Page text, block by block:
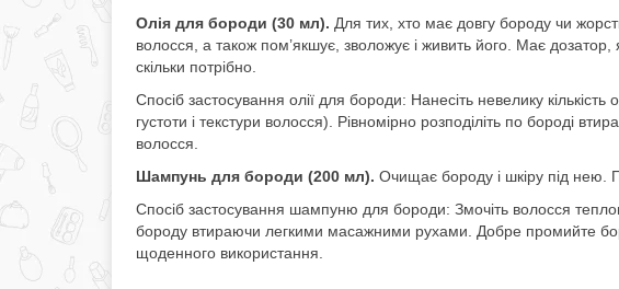
Олія для бороди (30 мл). Для тих, хто має довгу бороду чи
волосся, а також пом’якшує, зволожує і живить його. Має дозатор,
скільки потрібно.
Спосіб застосування олії для бороди: Нанесіть невелику
густоти і текстури волосся). Рівномірно розподіліть по бороді
волосся.
Шампунь для бороди (200 мл). Очищає бороду і шкіру під нею.
Спосіб застосування шампуню для бороди: Змочіть волосся
бороду втираючи легкими масажними рухами. Добре промийте
щоденного використання.